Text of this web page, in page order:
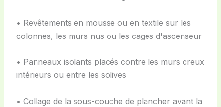
• Revêtements en mousse ou en textile sur les
colonnes, les murs nus ou les cages d'ascenseur
• Panneaux isolants placés contre les murs creux
intérieurs ou entre les solives
• Collage de la sous-couche de plancher avant la